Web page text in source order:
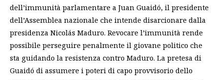
dell’immunità parlamentare a Juan Guaidó, il presidente
dell’Assemblea nazionale che intende disarcionare dalla
presidenza Nicolás Maduro. Revocare l’immunità rende
possibile perseguire penalmente il giovane politico che
sta guidando la resistenza contro Maduro. La pretesa di
Guaidó di assumere i poteri di capo provvisorio dello